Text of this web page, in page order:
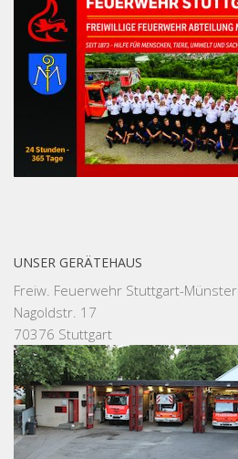
UNSER GERÄTEHAUS
Freiw. Feuerwehr Stuttgart-Münster
Nagoldstr. 17
70376 Stuttgart